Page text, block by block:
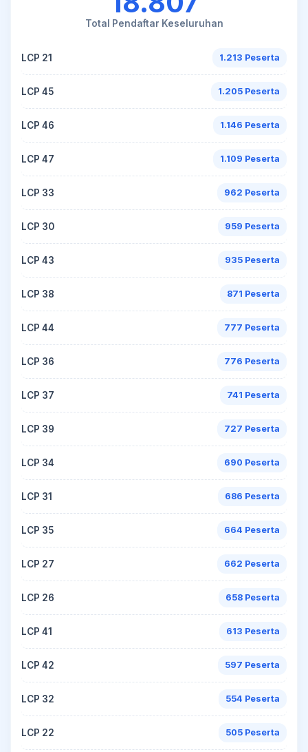
Total Pendaftar Keseluruhan
LCP 21 1.213 Peserta
LCP 45 1.205 Peserta
LCP 46 1.146 Peserta
LCP 47 1.109 Peserta
LCP 33 962 Peserta
LCP 30 959 Peserta
LCP 43 935 Peserta
LCP 38 871 Peserta
LCP 44 777 Peserta
LCP 36 776 Peserta
LCP 37 741 Peserta
LCP 39 727 Peserta
LCP 34 690 Peserta
LCP 31 686 Peserta
LCP 35 664 Peserta
LCP 27 662 Peserta
LCP 26 658 Peserta
LCP 41 613 Peserta
LCP 42 597 Peserta
LCP 32 554 Peserta
LCP 22 505 Peserta